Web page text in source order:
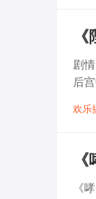
剧
后
欢乐
《